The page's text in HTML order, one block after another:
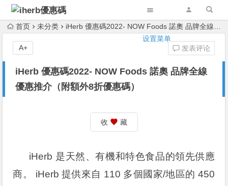
设置菜单
首页 未分类 iHerb 優惠碼2022- NOW Foods 諾奧 品牌全線優惠推介（附額外8折優惠碼）
iHerb 優惠碼2022- NOW Foods 諾奧 品牌全線
優惠推介（附額外8折優惠碼）
发表评论
A+
收 藏
iHerb 是天然、有機和特色食品的領先供應
商。 iHerb 提供來自 110 多個國家/地區的 450